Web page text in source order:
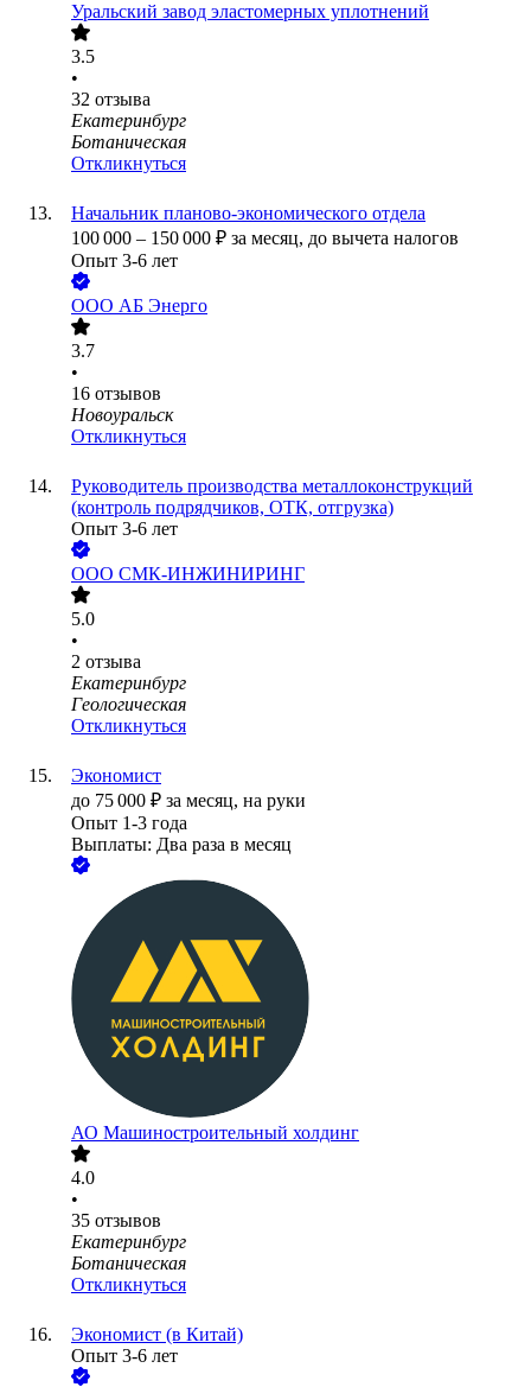
Уральский завод эластомерных уплотнений
3.5
•
32 отзыва
Екатеринбург
Ботаническая
Откликнуться
Начальник планово-экономического отдела
100 000 – 150 000 ₽ за месяц, до вычета налогов
Опыт 3-6 лет
ООО АБ Энерго
3.7
•
16 отзывов
Новоуральск
Откликнуться
Руководитель производства металлоконструкций
(контроль подрядчиков, ОТК, отгрузка)
Опыт 3-6 лет
ООО СМК-ИНЖИНИРИНГ
5.0
•
2 отзыва
Екатеринбург
Геологическая
Откликнуться
Экономист
до 75 000 ₽ за месяц, на руки
Опыт 1-3 года
Выплаты: Два раза в месяц
АО Машиностроительный холдинг
4.0
•
35 отзывов
Екатеринбург
Ботаническая
Откликнуться
Экономист (в Китай)
Опыт 3-6 лет